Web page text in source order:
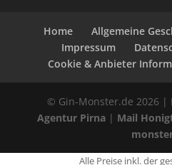
Home
Allgemeine
Impressum
Cookie & Anbieter
© Gin-Monster.de 2026 |
Agentur Pirna| Mail
Alle Preise inkl. der